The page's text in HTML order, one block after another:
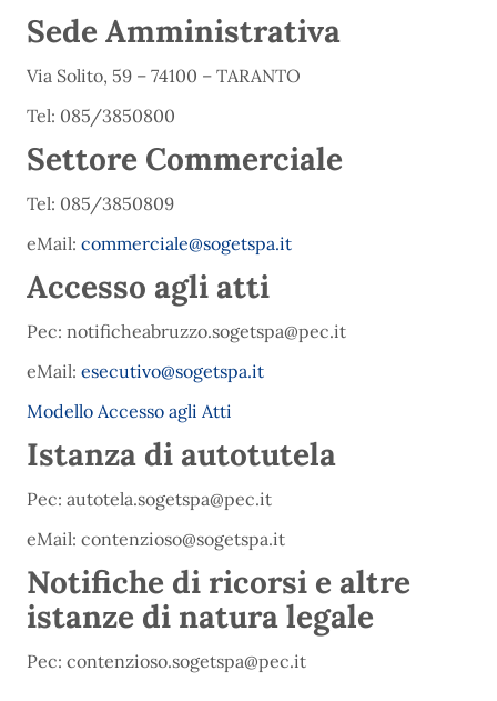
Sede Amministrativa
Via Solito, 59 – 74100 – TARANTO
Tel: 085/3850800
Settore Commerciale
Tel: 085/3850809
eMail: commerciale@sogetspa.it
Accesso agli atti
Pec: notificheabruzzo.sogetspa@pec.it
eMail: esecutivo@sogetspa.it
Modello Accesso agli Atti
Istanza di autotutela
Pec: autotela.sogetspa@pec.it
eMail: contenzioso@sogetspa.it
Notifiche di ricorsi e altre
istanze di natura legale
Pec: contenzioso.sogetspa@pec.it